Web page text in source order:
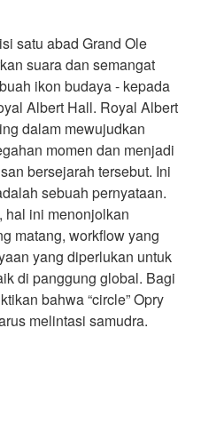
satu abad Grand Ole
suara dan semangat
ikon budaya - kepada
Albert Hall. Royal Albert
dalam mewujudkan
momen dan menjadi
bersejarah tersebut. Ini
sebuah pernyataan.
hal ini menonjolkan
matang, workflow yang
yang diperlukan untuk
di panggung global. Bagi
bahwa “circle” Opry
melintasi samudra.